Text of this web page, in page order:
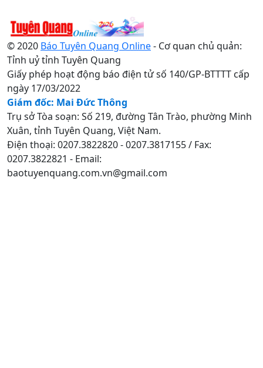
© 2020 Báo Tuyên Quang Online- Cơ quan chủ quản:
Tỉnh uỷ tỉnh Tuyên Quang
Giấy phép hoạt động báo điện tử số 140/GP-BTTTT cấp
ngày 17/03/2022
Giám đốc: Mai Đức Thông
Trụ sở Tòa soạn: Số 219, đường Tân Trào, phường Minh
Xuân, tỉnh Tuyên Quang, Việt Nam.
Điện thoại: 0207.3822820 - 0207.3817155 / Fax:
0207.3822821 - Email:
baotuyenquang.com.vn@gmail.com